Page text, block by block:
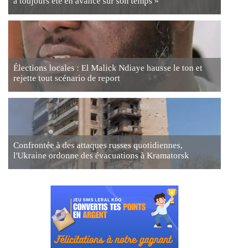
Élections locales : El Malick Ndiaye hausse le ton et
rejette tout scénario de report
Confrontée à des attaques russes quotidiennes,
l'Ukraine ordonne des évacuations à Kramatorsk